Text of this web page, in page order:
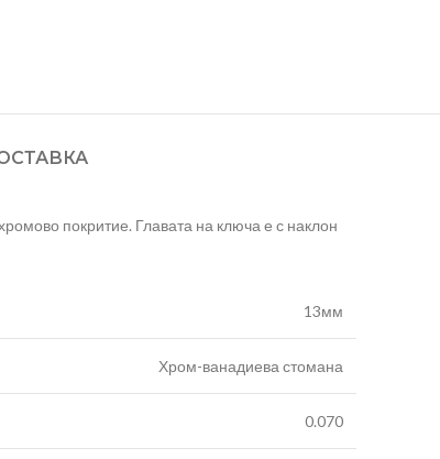
покритие. Главата на ключа е с наклон
13мм
Хром-ванадиева стомана
0.070